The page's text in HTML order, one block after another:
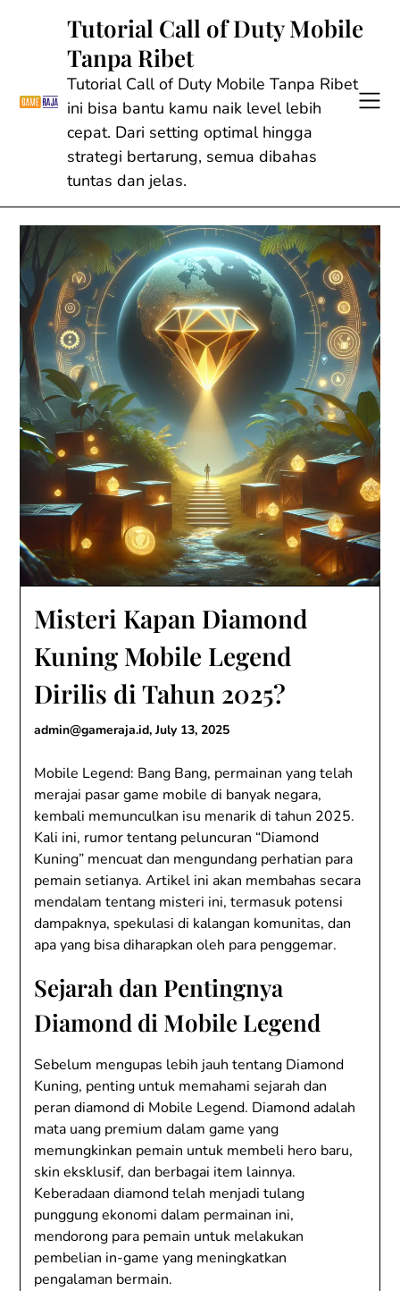
Tutorial Call of Duty Mobile
Tanpa Ribet
Tutorial Call of Duty Mobile Tanpa Ribet
ini bisa bantu kamu naik level lebih
cepat. Dari setting optimal hingga
strategi bertarung, semua dibahas
tuntas dan jelas.
Misteri Kapan Diamond
Kuning Mobile Legend
Dirilis di Tahun 2025?
admin@gameraja.id,July 13, 2025
Mobile Legend: Bang Bang, permainan yang telah
merajai pasar game mobile di banyak negara,
kembali memunculkan isu menarik di tahun 2025.
Kali ini, rumor tentang peluncuran “Diamond
Kuning” mencuat dan mengundang perhatian para
pemain setianya. Artikel ini akan membahas secara
mendalam tentang misteri ini, termasuk potensi
dampaknya, spekulasi di kalangan komunitas, dan
apa yang bisa diharapkan oleh para penggemar.
Sejarah dan Pentingnya
Diamond di Mobile Legend
Sebelum mengupas lebih jauh tentang Diamond
Kuning, penting untuk memahami sejarah dan
peran diamond di Mobile Legend. Diamond adalah
mata uang premium dalam game yang
memungkinkan pemain untuk membeli hero baru,
skin eksklusif, dan berbagai item lainnya.
Keberadaan diamond telah menjadi tulang
punggung ekonomi dalam permainan ini,
mendorong para pemain untuk melakukan
pembelian in-game yang meningkatkan
pengalaman bermain.